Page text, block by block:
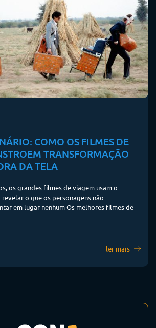
COMO OS FILMES DE
TRANSFORMAÇÃO
DA TELA
os grandes filmes de viagem usam o
o que os personagens não
em lugar nenhum Os melhores filmes de
ler mais